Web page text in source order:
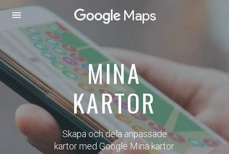
Maps
MINA
KARTOR
Skapa och dela anpassade
kartor med Google Mina kartor.